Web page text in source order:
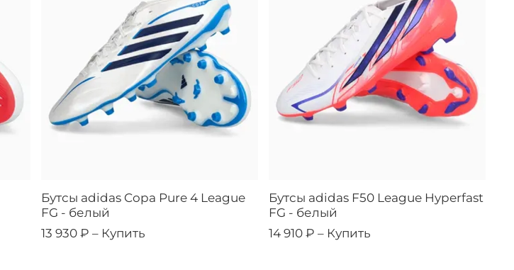
Бутсы adidas Copa Pure 4 League
FG - белый
13 930 ₽ – Купить
Бутсы adidas F50 League Hyperfast
FG - белый
14 910 ₽ – Купить